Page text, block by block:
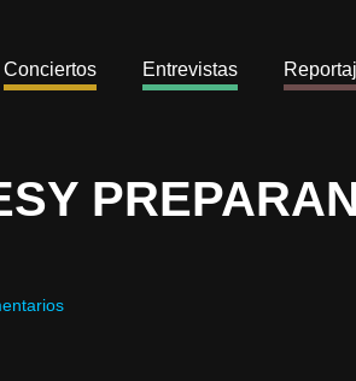
Conciertos Entrevistas